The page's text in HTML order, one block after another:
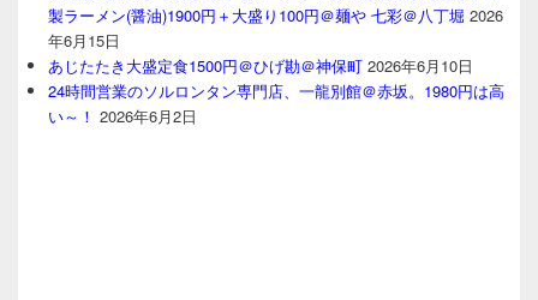
製ラーメン(醤油)1900円＋大盛り100円＠麺や 七彩＠八丁堀 2026
年6月15日
あじたたき大盛定食1500円＠ひげ勘＠神保町 2026年6月10日
24時間営業のソルロンタン専門店、一龍別館＠赤坂。1980円は高
い～！ 2026年6月2日